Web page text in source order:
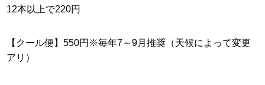
12本以上で220円
【クール便】550円※毎年7～9月推奨（天候によって変更
アリ）